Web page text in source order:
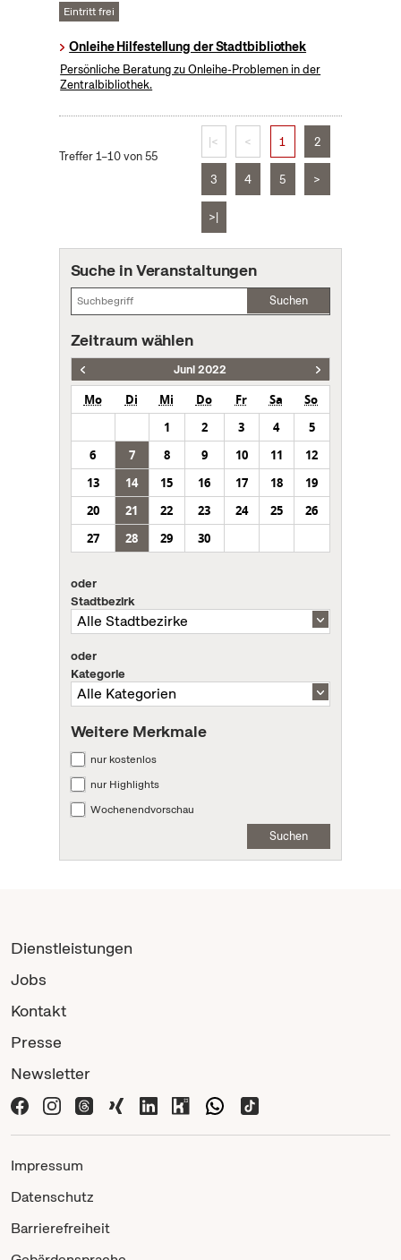
Eintritt frei
Onleihe Hilfestellung der Stadtbibliothek
Persönliche Beratung zu Onleihe-Problemen in der
Zentralbibliothek.
Treffer 1–10 von 55
|< < 1 2
3 4 5 >
>|
Suche in Veranstaltungen
Suchen
Zeitraum wählen
Juni 2022
Mo Di Mi Do Fr Sa
So
1
2 3 4
5
6
7 8 9 10 11
12
13
14 15 16 17 18
19
20
21 22 23 24 25
26
27
28 29 30
oder
Stadtbezirk
oder
Kategorie
Weitere Merkmale
nur kostenlos
nur Highlights
Wochenendvorschau
Suchen
Dienstleistungen
Jobs
Kontakt
Presse
Newsletter
Impressum
Datenschutz
Barrierefreiheit